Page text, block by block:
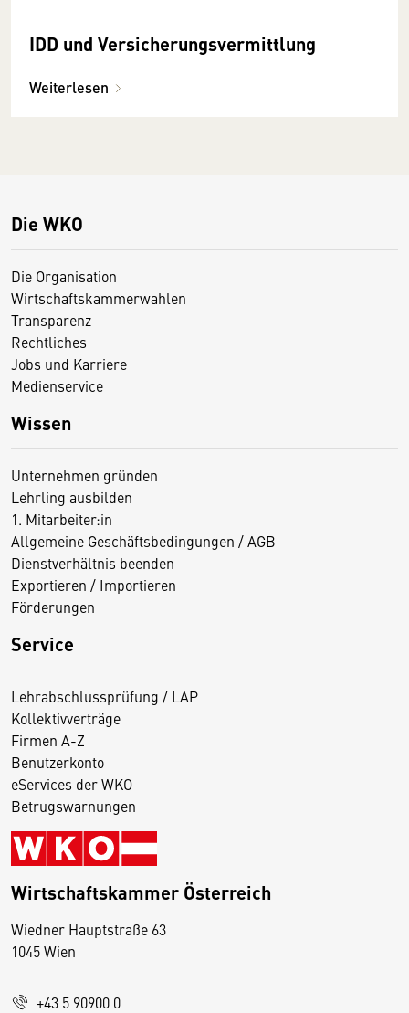
IDD und Versicherungsvermittlung
Weiterlesen
Die WKO
Die Organisation
Wirtschaftskammerwahlen
Transparenz
Rechtliches
Jobs und Karriere
Medienservice
Wissen
Unternehmen gründen
Lehrling ausbilden
1. Mitarbeiter:in
Allgemeine Geschäftsbedingungen / AGB
Dienstverhältnis beenden
Exportieren / Importieren
Förderungen
Service
Lehrabschlussprüfung / LAP
Kollektivverträge
Firmen A-Z
Benutzerkonto
eServices der WKO
Betrugswarnungen
Wirtschaftskammer Österreich
Wiedner Hauptstraße 63
1045 Wien
+43 5 90900 0
D
s